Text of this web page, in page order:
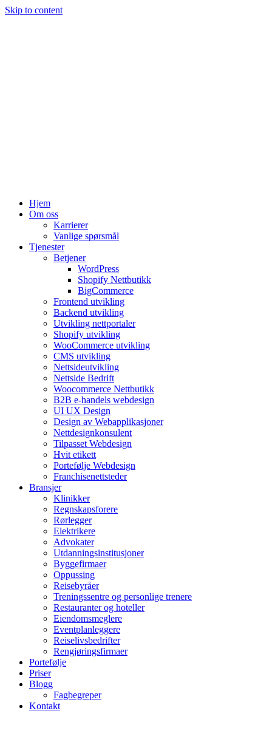
Skip to content
Hjem
Om oss
Karrierer
Vanlige spørsmål
Tjenester
Betjener
WordPress
Shopify Nettbutikk
BigCommerce
Frontend utvikling
Backend utvikling
Utvikling nettportaler
Shopify utvikling
WooCommerce utvikling
CMS utvikling
Nettsideutvikling
Nettside Bedrift
Woocommerce Nettbutikk
B2B e-handels webdesign
UI UX Design
Design av Webapplikasjoner
Nettdesignkonsulent
Tilpasset Webdesign
Hvit etikett
Portefølje Webdesign
Franchisenettsteder
Bransjer
Klinikker
Regnskapsforere
Rørlegger
Elektrikere
Advokater
Utdanningsinstitusjoner
Byggefirmaer
Oppussing
Reisebyråer
Treningssentre og personlige trenere
Restauranter og hoteller
Eiendomsmeglere
Eventplanleggere
Reiselivsbedrifter
Rengjøringsfirmaer
Portefølje
Priser
Blogg
Fagbegreper
Kontakt